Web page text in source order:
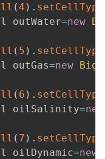
(4 ) . setCellType
outWater
=new
( 5 ) . setCellType
outGas
=new
( 6 ) . setCellType
oilSalinity
=new
( 7 ) . setCellType
oilDynamic
=new